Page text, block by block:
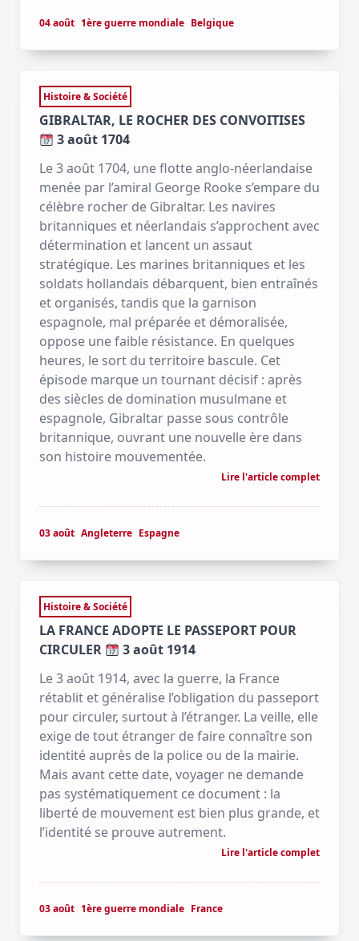
04 août 1ère guerre mondiale Belgique
Histoire & Société
GIBRALTAR, LE ROCHER DES CONVOITISES
3 août 1704
Le 3 août 1704, une flotte anglo-néerlandaise
menée par l’amiral George Rooke s’empare du
célèbre rocher de Gibraltar. Les navires
britanniques et néerlandais s’approchent avec
détermination et lancent un assaut
stratégique. Les marines britanniques et les
soldats hollandais débarquent, bien entraînés
et organisés, tandis que la garnison
espagnole, mal préparée et démoralisée,
oppose une faible résistance. En quelques
heures, le sort du territoire bascule. Cet
épisode marque un tournant décisif : après
des siècles de domination musulmane et
espagnole, Gibraltar passe sous contrôle
britannique, ouvrant une nouvelle ère dans
son histoire mouvementée.
Lire l'article complet
03 août Angleterre Espagne
Histoire & Société
LA FRANCE ADOPTE LE PASSEPORT POUR
CIRCULER
3 août 1914
Le 3 août 1914, avec la guerre, la France
rétablit et généralise l’obligation du passeport
pour circuler, surtout à l’étranger. La veille, elle
exige de tout étranger de faire connaître son
identité auprès de la police ou de la mairie.
Mais avant cette date, voyager ne demande
pas systématiquement ce document : la
liberté de mouvement est bien plus grande, et
l’identité se prouve autrement.
Lire l'article complet
03 août 1ère guerre mondiale France